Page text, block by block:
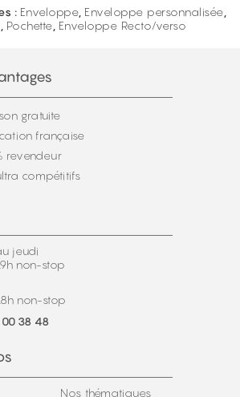
: Enveloppe Enveloppe personnalisée
Pochette Enveloppe Recto/verso
gratuite
française
revendeur
compétitifs
jeudi
non-stop
non-stop
38 48
Nos thématiques